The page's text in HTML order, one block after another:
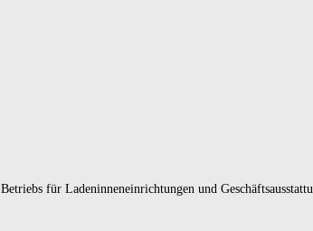
für Ladeninneneinrichtungen und